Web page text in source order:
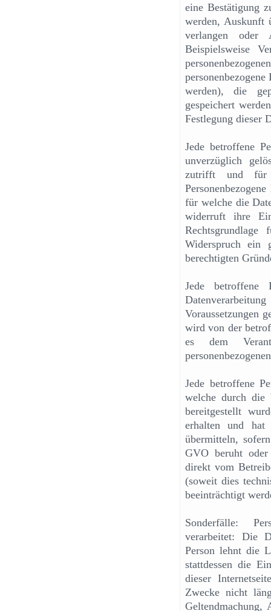
eine Bestätigung
werden, Auskunft
verlangen oder
Beispielsweise
werden), die
gespeichert
Festlegung dieser
Jede betroffene
unverzüglich
zutrifft und für
für welche die
widerruft ihre
Widerspruch ein
berechtigten
Jede betroffene
Voraussetzungen
wird von der
es dem
Jede betroffene
welche durch die
bereitgestellt
erhalten und
übermitteln,
GVO beruht oder
direkt vom
(soweit dies
beeinträchtigt
Sonderfälle:
verarbeitet: Die
Person lehnt die
stattdessen die
dieser
Zwecke nicht
Geltendmachung,